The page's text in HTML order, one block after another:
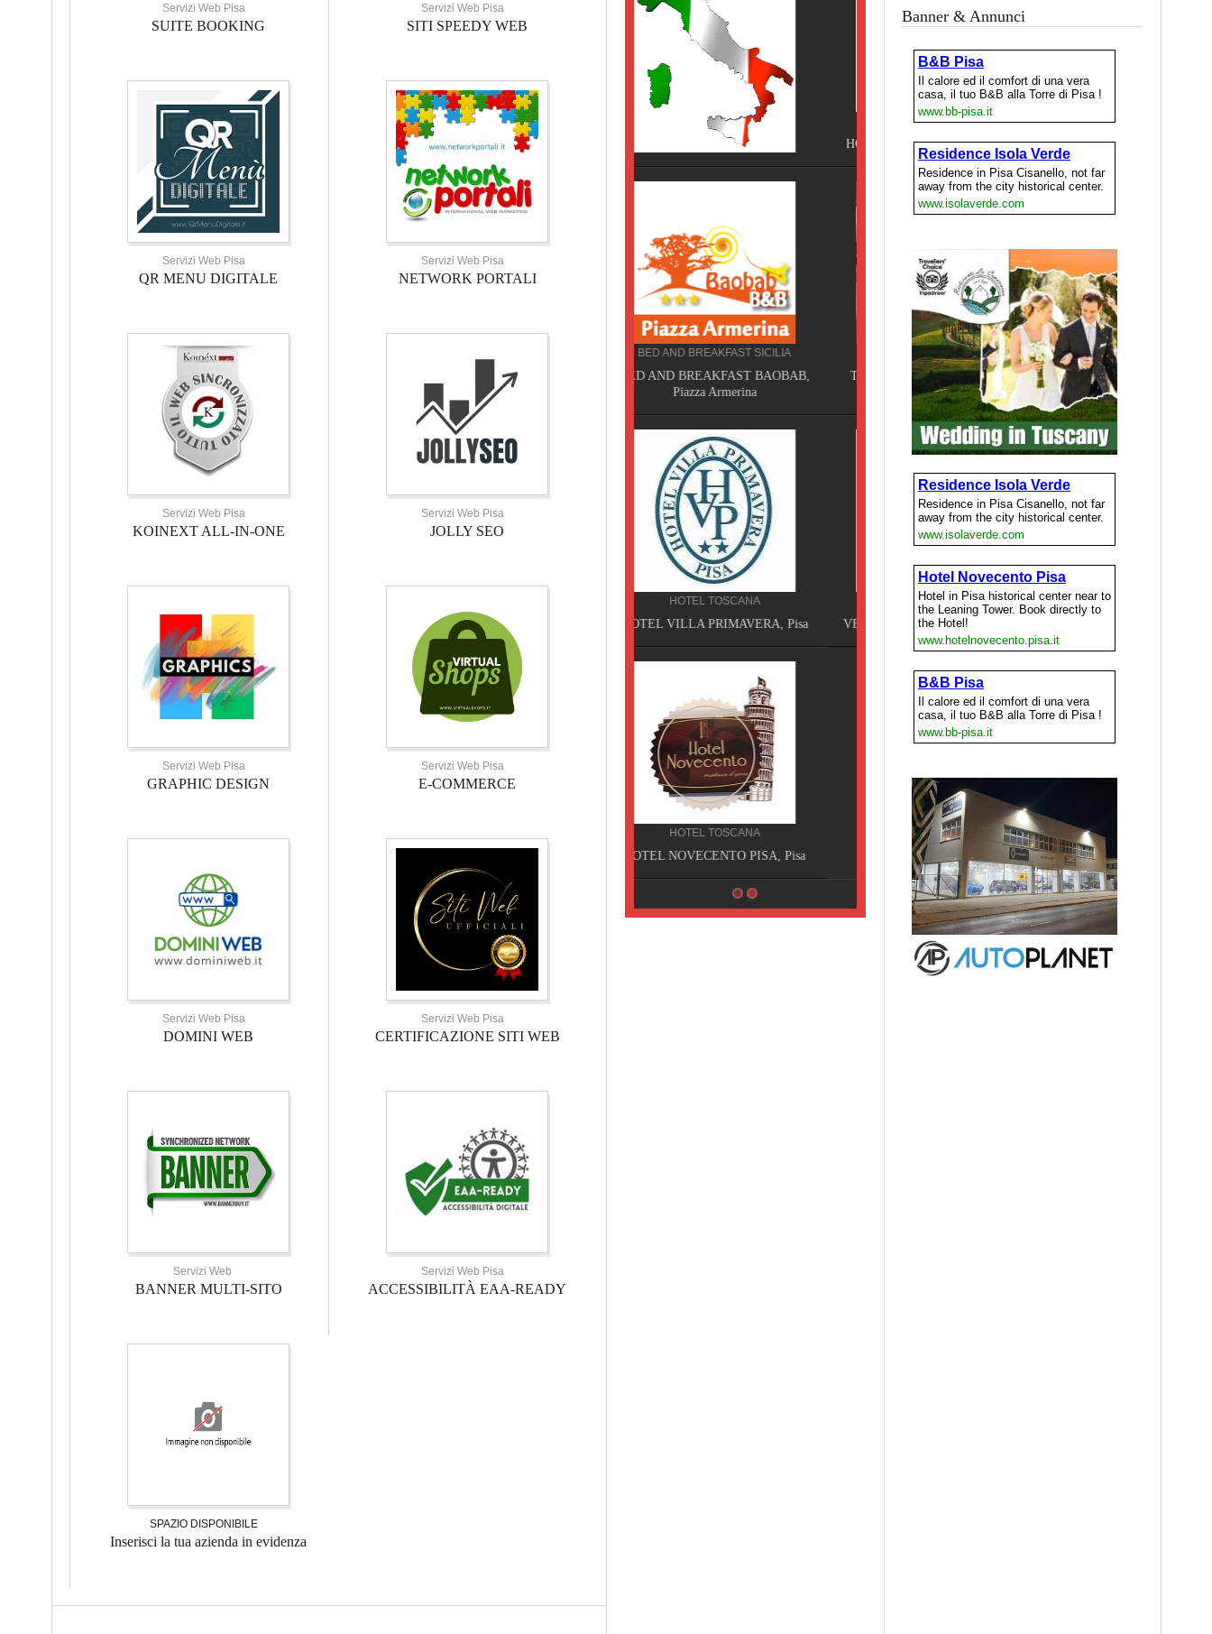
Servizi Web Pisa
SUITE BOOKING
Servizi Web Pisa
SITI SPEEDY WEB
Servizi Web Pisa
QR MENU DIGITALE
Servizi Web Pisa
NETWORK PORTALI
Servizi Web Pisa
KOINEXT ALL-IN-ONE
Servizi Web Pisa
JOLLY SEO
Servizi Web Pisa
GRAPHIC DESIGN
Servizi Web Pisa
E-COMMERCE
Servizi Web Pisa
DOMINI WEB
Servizi Web Pisa
CERTIFICAZIONE SITI WEB
Servizi Web
BANNER MULTI-SITO
Servizi Web Pisa
ACCESSIBILITÀ EAA-READY
SPAZIO DISPONIBILE
Inserisci la tua azienda in evidenza
BED AND BREAKFAST BAOBAB,
Piazza Armerina
HOTEL VILLA PRIMAVERA, Pisa
HOTEL TOSCANA
HOTEL NOVECENTO PISA, Pisa
CAMPEGGIO TOSCANA
TORRE PENDENTE CAMPING
VILLAGE, Pisa
SERVIZI TOSCANA
VELATHRI TOUR, Casciana Terme
Banner & Annunci